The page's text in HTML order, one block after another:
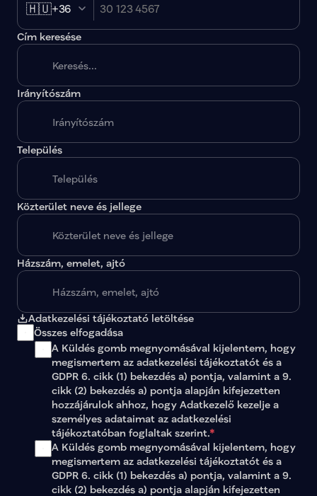
🇭🇺+36
Cím keresése
Irányítószám
Település
Közterület neve és jellege
Házszám, emelet, ajtó
Adatkezelési tájékoztató letöltése
Összes elfogadása
A Küldés gomb megnyomásával kijelentem, hogy
megismertem az adatkezelési tájékoztatót és a
GDPR 6. cikk (1) bekezdés a) pontja, valamint a 9.
cikk (2) bekezdés a) pontja alapján kifejezetten
hozzájárulok ahhoz, hogy Adatkezelő kezelje a
személyes adataimat az adatkezelési
tájékoztatóban foglaltak szerint.*
A Küldés gomb megnyomásával kijelentem, hogy
megismertem az adatkezelési tájékoztatót és a
GDPR 6. cikk (1) bekezdés a) pontja, valamint a 9.
cikk (2) bekezdés a) pontja alapján kifejezetten